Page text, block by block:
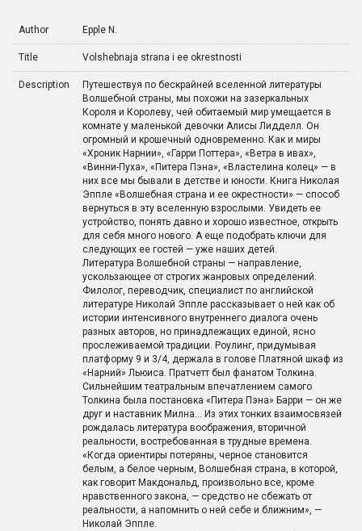
Author Epple N.
Title Volshebnaja strana i ee okrestnosti
Description
Путешествуя по бескрайней вселенной литературы
Волшебной страны, мы похожи на зазеркальных
Короля и Королеву, чей обитаемый мир умещается в
комнате у маленькой девочки Алисы Лидделл. Он
огромный и крошечный одновременно. Как и миры
«Хроник Нарнии», «Гарри Поттера», «Ветра в ивах»,
«Винни-Пуха», «Питера Пэна», «Властелина колец» — в
них все мы бывали в детстве и юности. Книга Николая
Эппле «Волшебная страна и ее окрестности» — способ
вернуться в эту вселенную взрослыми. Увидеть ее
устройство, понять давно и хорошо известное, открыть
для себя много нового. А еще подобрать ключи для
следующих ее гостей — уже наших детей.
Литература Волшебной страны — направление,
ускользающее от строгих жанровых определений.
Филолог, переводчик, специалист по английской
литературе Николай Эппле рассказывает о ней как об
истории интенсивного внутреннего диалога очень
разных авторов, но принадлежащих единой, ясно
прослеживаемой традиции. Роулинг, придумывая
платформу 9 и 3/4, держала в голове Платяной шкаф из
«Нарний» Льюиса. Пратчетт был фанатом Толкина.
Сильнейшим театральным впечатлением самого
Толкина была постановка «Питера Пэна» Барри — он же
друг и наставник Милна… Из этих тонких взаимосвязей
рождалась литература воображения, вторичной
реальности, востребованная в трудные времена.
«Когда ориентиры потеряны, черное становится
белым, а белое черным, Волшебная страна, в которой,
как говорит Макдональд, произвольно все, кроме
нравственного закона, — средство не сбежать от
реальности, а напомнить о ней себе и ближним», —
Николай Эппле.